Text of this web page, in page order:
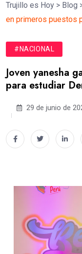
Trujillo es Hoy > Blog
en primeros puestos
#NACIONAL
Joven yanesha
para estudiar
29 de junio de